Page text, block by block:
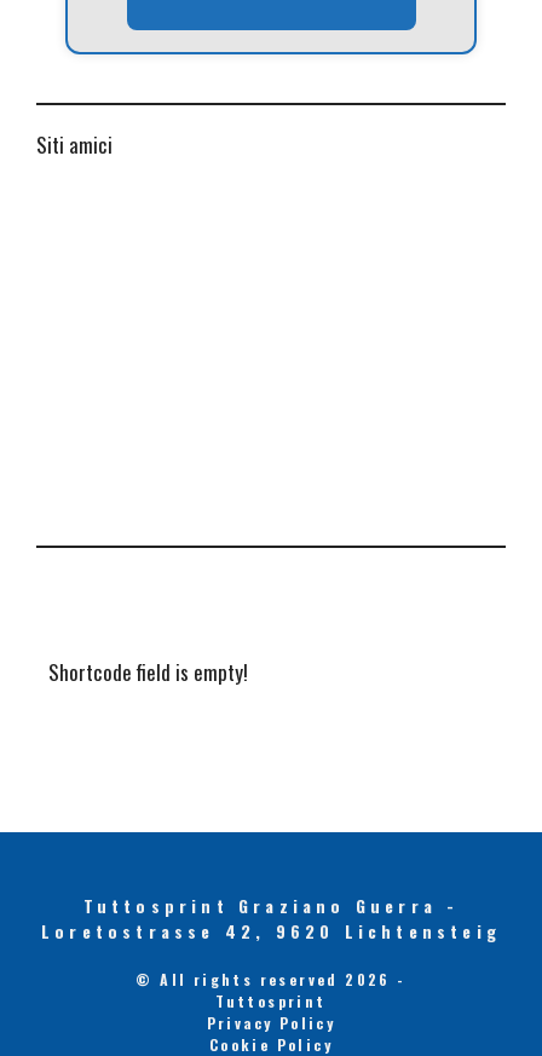
Siti amici
Shortcode field is empty!
Tuttosprint Graziano Guerra -
Loretostrasse 42, 9620 Lichtensteig
© All rights reserved 2026 -
Tuttosprint
Privacy Policy
Cookie Policy